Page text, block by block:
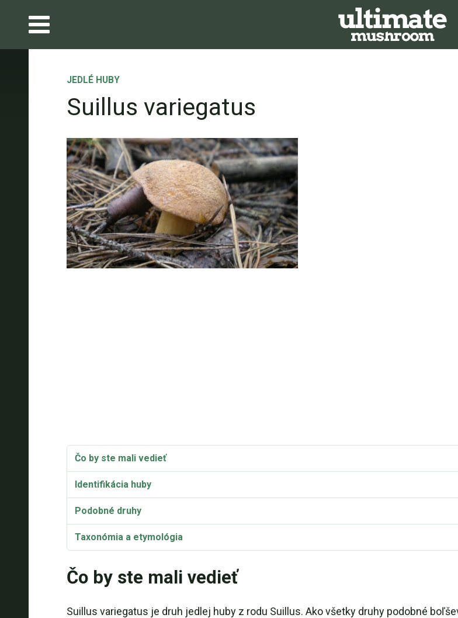
JEDLÉ HUBY
Suillus variegatus
Čo by ste mali vedieť
Identifikácia huby
Podobné druhy
Taxonómia a etymológia
Čo by ste mali vedieť
Suillus variegatus je druh jedlej huby z rodu Suillus. Ako všetky druhy podobné